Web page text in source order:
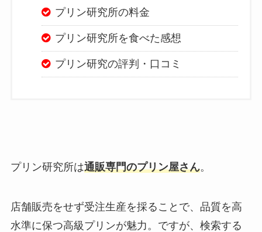
プリン研究所の料金
プリン研究所を食べた感想
プリン研究の評判・口コミ
プリン研究所は通販専門のプリン屋さん。
店舗販売をせず受注生産を採ることで、品質を高
水準に保つ高級プリンが魅力。ですが、検索する